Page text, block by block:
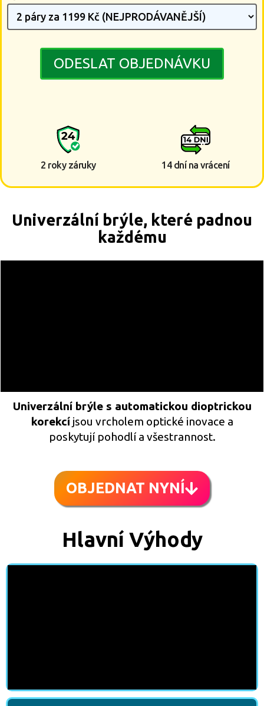
ODESLAT OBJEDNÁVKU
2 roky záruky 14 dní na vrácení
Univerzální brýle, které padnou
každému
Univerzální brýle s automatickou dioptrickou
korekcíjsou vrcholem optické inovace a
poskytují pohodlí a všestrannost.
OBJEDNAT NYNÍ
Hlavní Výhody